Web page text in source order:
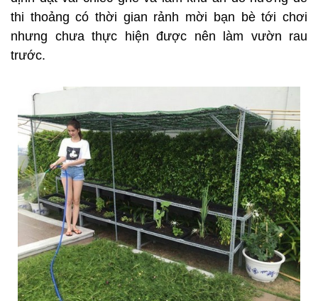
thi thoảng có thời gian rảnh mời bạn bè tới chơi
nhưng chưa thực hiện được nên làm vườn rau
trước.